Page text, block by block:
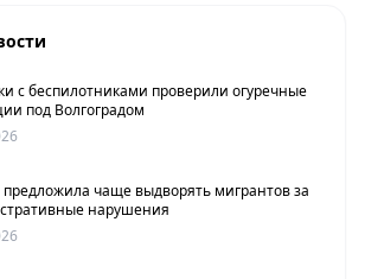
с беспилотниками проверили огуречные
под Волгоградом
предложила чаще выдворять мигрантов за
нарушения